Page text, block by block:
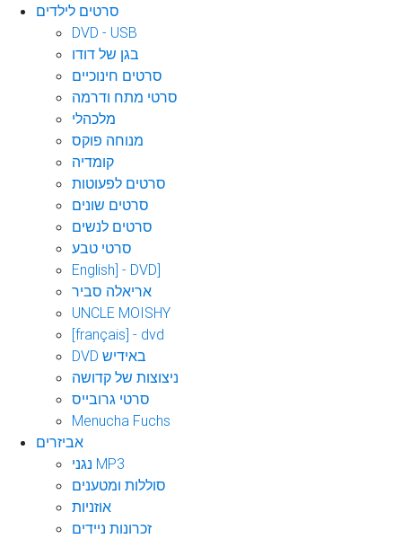
סרטים לילדים
DVD - USB
בגן של דודו
סרטים חינוכיים
סרטי מתח ודרמה
מלכהלי
מנוחה פוקס
קומדיה
סרטים לפעוטות
סרטים שונים
סרטים לנשים
סרטי טבע
English] - DVD]
אריאלה סביר
UNCLE MOISHY
[français] - dvd
DVD באידיש
ניצוצות של קדושה
סרטי גרובייס
Menucha Fuchs
אביזרים
נגני MP3
סוללות ומטענים
אוזניות
זכרונות ניידים